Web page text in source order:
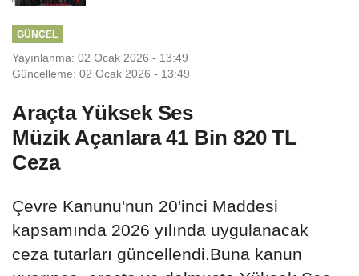
GÜNCEL
Yayınlanma: 02 Ocak 2026 - 13:49
Güncelleme: 02 Ocak 2026 - 13:49
Araçta Yüksek Ses
Müzik Açanlara 41 Bin 820 TL
Ceza
Çevre Kanunu'nun 20'inci Maddesi
kapsamında 2026 yılında uygulanacak
ceza tutarları güncellendi.Buna kanun